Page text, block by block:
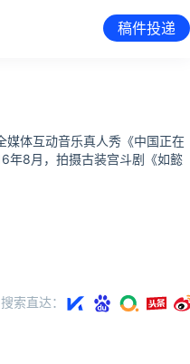
稿件投递
体互动音乐真人秀《中国正在
年8月，拍摄古装宫斗剧《如懿
搜索直达：